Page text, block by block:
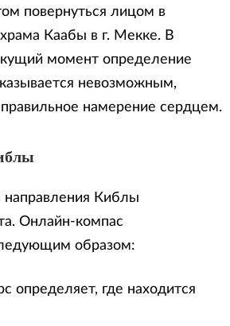
повернуться лицом в
Каабы в г. Мекке. В
момент определение
невозможным,
правильное намерение сердцем.
Киблы
Онлайн-компас
образом:
определяет, где находится